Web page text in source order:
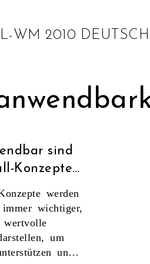
WM 2010
sind
Konzepte
werden
wichtiger,
um
und